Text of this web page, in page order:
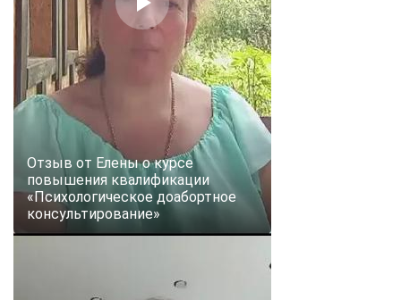
Отзыв от Елены о курсе
повышения квалификации
«Психологическое доабортное
консультирование»